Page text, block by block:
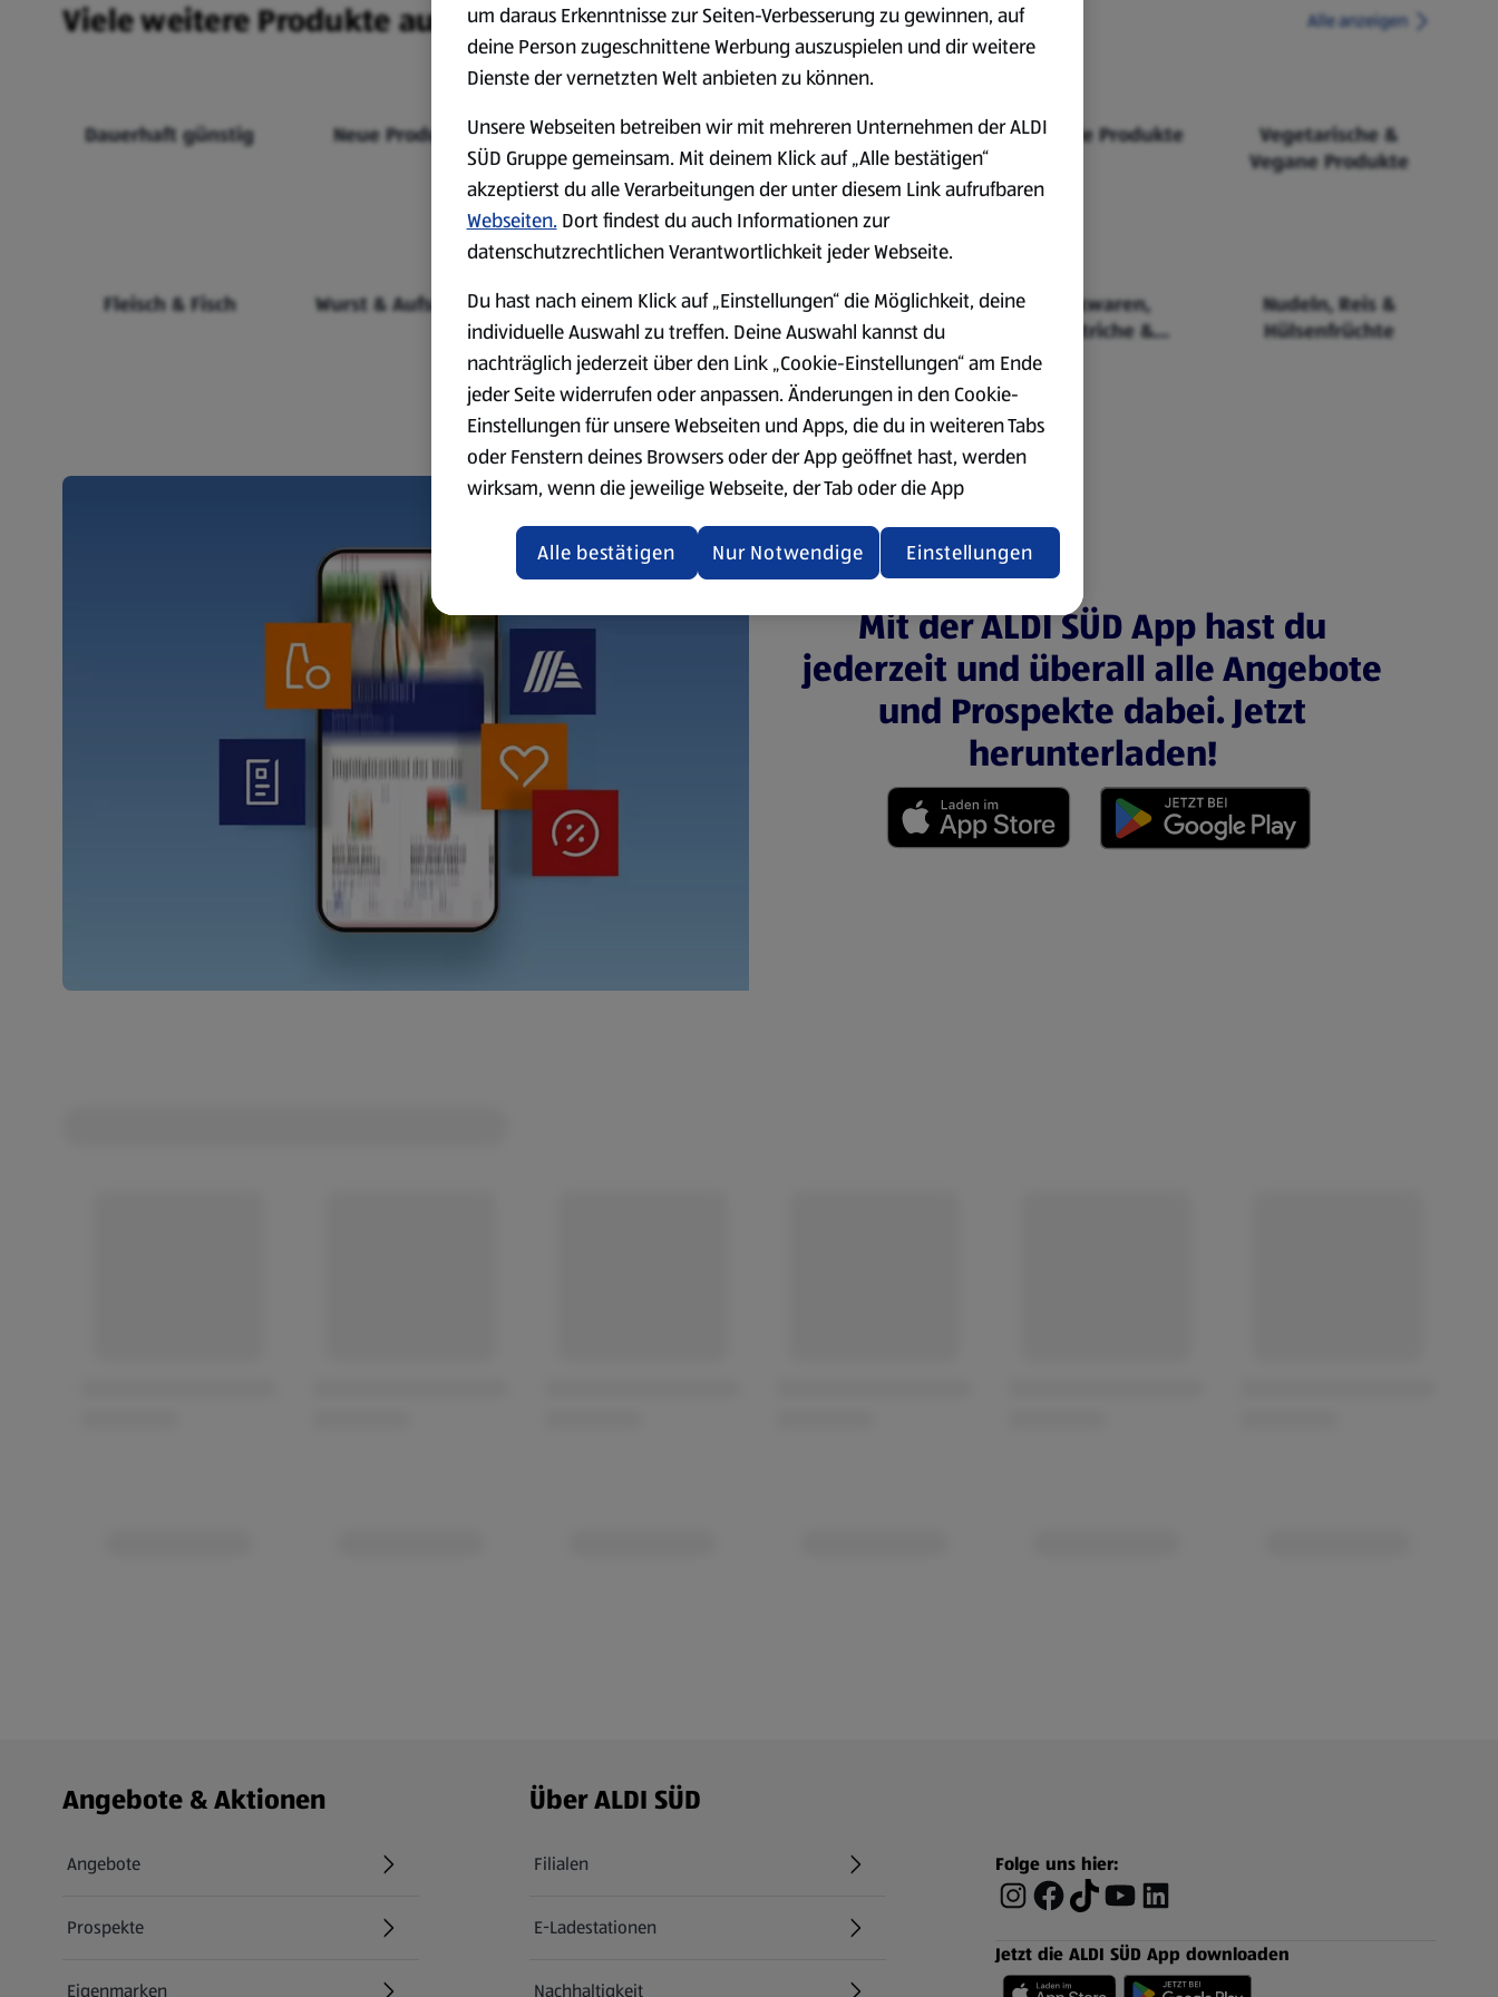
Viele weitere Produkte aus unserem Sortiment. Alle anzeigen
Dauerhaft günstig Neue Produkte Markenprodukte Bio-Produkte Fairtrade Produkte
Vegetarische &
Vegane Produkte
Fleisch & Fisch Wurst & Aufschnitt Käse
Milchprodukte &
Eier
Backwaren,
Aufstriche &
Nudeln, Reis &
Hülsenfrüchte
Mit der ALDI SÜD App hast du
jederzeit und überall alle Angebote
und Prospekte dabei. Jetzt
herunterladen!
Fußzeilenmenü - weitere Links
Angebote & Aktionen
Angebote
Prospekte
Eigenmarken
Über ALDI SÜD
Filialen
E-Ladestationen
Nachhaltigkeit
Folge uns hier:
Jetzt die ALDI SÜD App downloaden
um daraus Erkenntnisse zur Seiten-Verbesserung zu gewinnen, auf
deine Person zugeschnittene Werbung auszuspielen und dir weitere
Dienste der vernetzten Welt anbieten zu können.
Unsere Webseiten betreiben wir mit mehreren Unternehmen der ALDI
SÜD Gruppe gemeinsam. Mit deinem Klick auf „Alle bestätigen“
akzeptierst du alle Verarbeitungen der unter diesem Link aufrufbaren
Webseiten. Dort findest du auch Informationen zur
datenschutzrechtlichen Verantwortlichkeit jeder Webseite.
Du hast nach einem Klick auf „Einstellungen“ die Möglichkeit, deine
individuelle Auswahl zu treffen. Deine Auswahl kannst du
nachträglich jederzeit über den Link „Cookie-Einstellungen“ am Ende
jeder Seite widerrufen oder anpassen. Änderungen in den Cookie-
Einstellungen für unsere Webseiten und Apps, die du in weiteren Tabs
oder Fenstern deines Browsers oder der App geöffnet hast, werden
wirksam, wenn die jeweilige Webseite, der Tab oder die App
aktualisiert oder geschlossen und anschließend wieder geöffnet
Datenschutzerklärung zur Verfügung.
Übersicht der Webseitenbetreiber und Datenschutzerklärungen
Einstellungen
Nur Notwendige
Alle bestätigen